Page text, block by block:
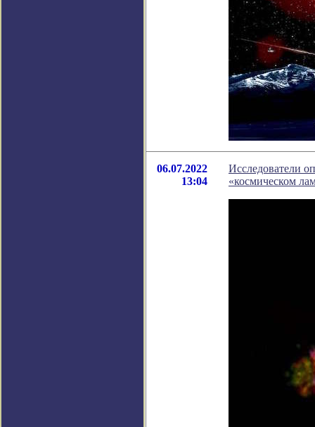
06.07.2022
13:04
Исследователи
«космическом